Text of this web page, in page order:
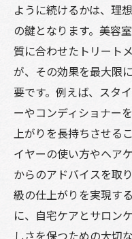
ように続けるかは、理
の鍵となります。美容
質に合わせたトリート
が、その効果を最大限
要です。例えば、スタ
ーやコンディショナー
上がりを長持ちさせる
イヤーの使い方やヘア
からのアドバイスを取
級の仕上がりを実現す
に、自宅ケアとサロン
しさを保つための大切